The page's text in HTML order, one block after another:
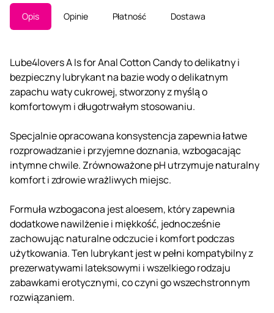
Opis Opinie Płatność Dostawa
Lube4lovers A Is for Anal Cotton Candy to delikatny i
bezpieczny lubrykant na bazie wody o delikatnym
zapachu waty cukrowej, stworzony z myślą o
komfortowym i długotrwałym stosowaniu.
Specjalnie opracowana konsystencja zapewnia łatwe
rozprowadzanie i przyjemne doznania, wzbogacając
intymne chwile. Zrównoważone pH utrzymuje naturalny
komfort i zdrowie wrażliwych miejsc.
Formuła wzbogacona jest aloesem, który zapewnia
dodatkowe nawilżenie i miękkość, jednocześnie
zachowując naturalne odczucie i komfort podczas
użytkowania. Ten lubrykant jest w pełni kompatybilny z
prezerwatywami lateksowymi i wszelkiego rodzaju
zabawkami erotycznymi, co czyni go wszechstronnym
rozwiązaniem.